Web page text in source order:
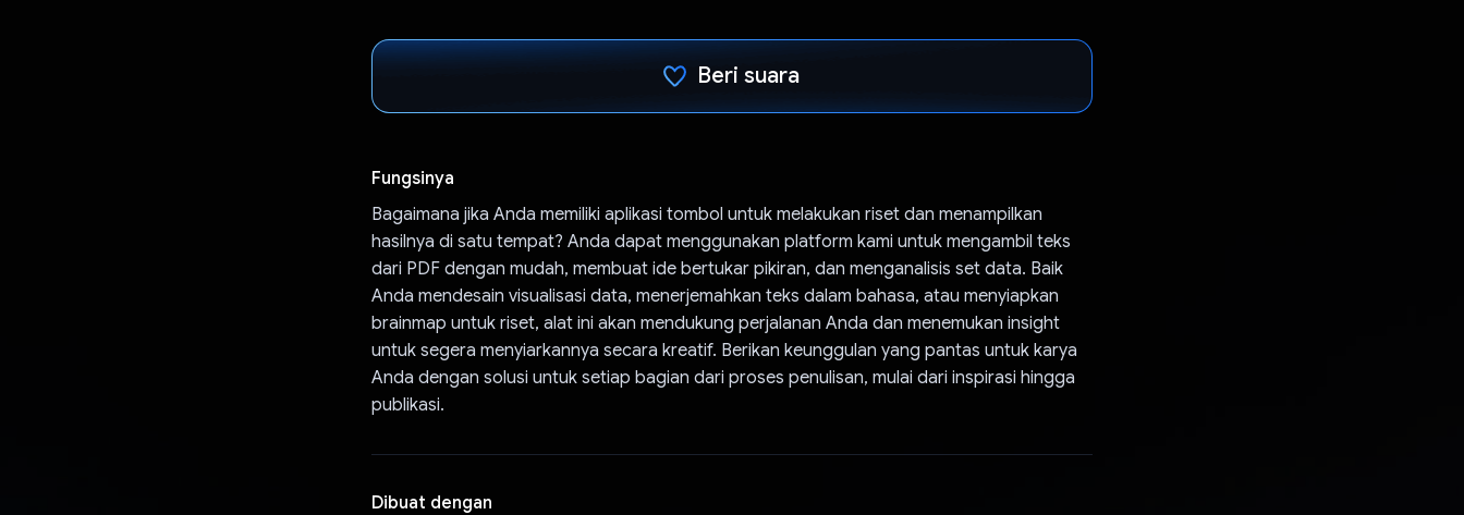
Beri suara
Fungsinya
Bagaimana jika Anda memiliki aplikasi tombol untuk melakukan riset dan menampilkan
hasilnya di satu tempat? Anda dapat menggunakan platform kami untuk mengambil teks
dari PDF dengan mudah, membuat ide bertukar pikiran, dan menganalisis set data. Baik
Anda mendesain visualisasi data, menerjemahkan teks dalam bahasa, atau menyiapkan
brainmap untuk riset, alat ini akan mendukung perjalanan Anda dan menemukan insight
untuk segera menyiarkannya secara kreatif. Berikan keunggulan yang pantas untuk karya
Anda dengan solusi untuk setiap bagian dari proses penulisan, mulai dari inspirasi hingga
publikasi.
Dibuat dengan